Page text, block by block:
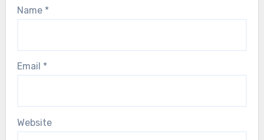
Name *
Email *
Website